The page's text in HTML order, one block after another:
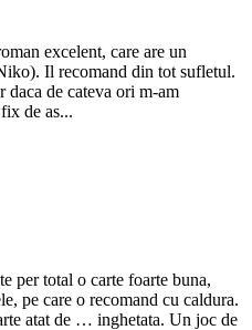
excelent, care are un
Il recomand din tot sufletul.
daca de cateva ori m-am
de as...
per total o carte foarte buna,
pe care o recomand cu caldura.
atat de … inghetata. Un joc de